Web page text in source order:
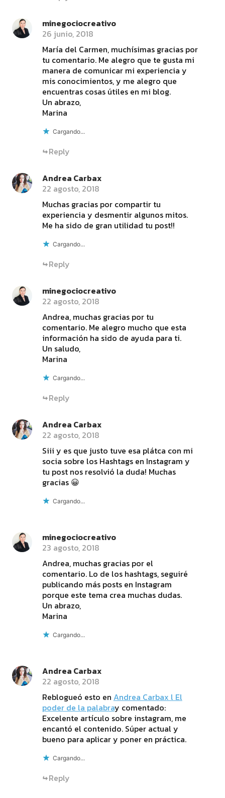
minegociocreativo
26 junio, 2018
María del Carmen, muchísimas gracias por
tu comentario. Me alegro que te gusta mi
manera de comunicar mi experiencia y
mis conocimientos, y me alegro que
encuentras cosas útiles en mi blog.
Un abrazo,
Marina
Cargando...
Reply
Andrea Carbax
22 agosto, 2018
Muchas gracias por compartir tu
experiencia y desmentir algunos mitos.
Me ha sido de gran utilidad tu post!!
Cargando...
Reply
minegociocreativo
22 agosto, 2018
Andrea, muchas gracias por tu
comentario. Me alegro mucho que esta
información ha sido de ayuda para ti.
Un saludo,
Marina
Cargando...
Reply
Andrea Carbax
22 agosto, 2018
Siii y es que justo tuve esa plátca con mi
socia sobre los Hashtags en Instagram y
tu post nos resolvió la duda! Muchas
gracias 😀
Cargando...
minegociocreativo
23 agosto, 2018
Andrea, muchas gracias por el
comentario. Lo de los hashtags, seguiré
publicando más posts en Instagram
porque este tema crea muchas dudas.
Un abrazo,
Marina
Cargando...
Andrea Carbax
22 agosto, 2018
Reblogueó esto en Andrea Carbax l El
poder de la palabray comentado:
Excelente artículo sobre instagram, me
encantó el contenido. Súper actual y
bueno para aplicar y poner en práctica.
Cargando...
Reply